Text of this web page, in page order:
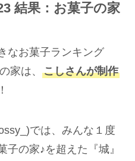
結果：お菓子の家
なお菓子ランキング
家は、 こしさんが制作
では、みんな１度
の家♪を超えた『城』